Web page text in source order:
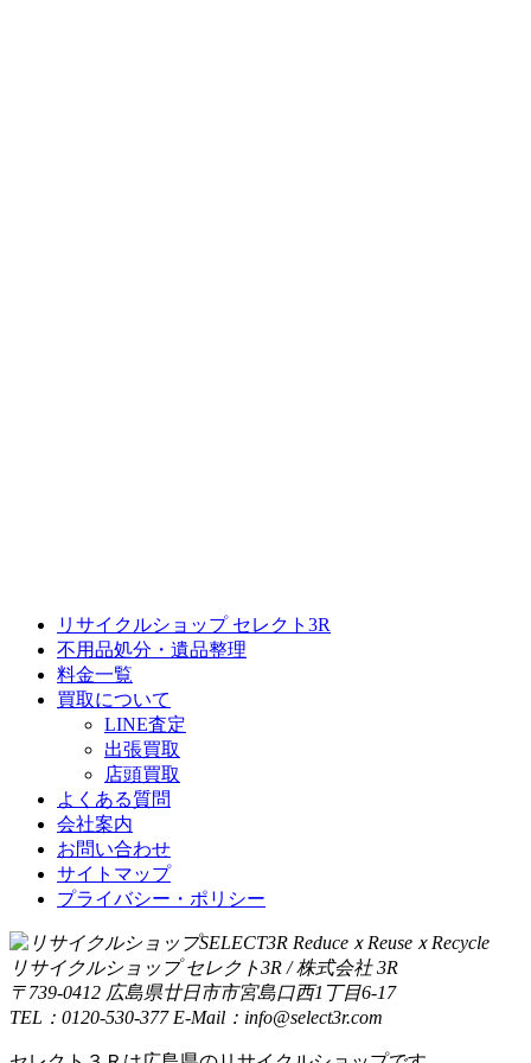
リサイクルショップ セレクト3R
不用品処分・遺品整理
料金一覧
買取について
LINE査定
出張買取
店頭買取
よくある質問
会社案内
お問い合わせ
サイトマップ
プライバシー・ポリシー
リサイクルショップ セレクト3R / 株式会社 3R
〒739-0412 広島県廿日市市宮島口西1丁目6-17
TEL：0120-530-377 E-Mail：info@select3r.com